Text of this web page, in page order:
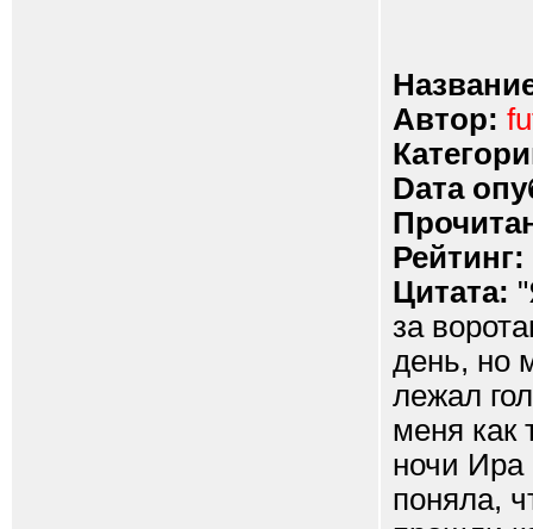
Автор:
Dата
Рейтинг:
Цитата:
за
день, но
лежал
меня как
ночи Ира
поняла,